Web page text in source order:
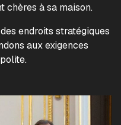
chères à sa maison.
endroits stratégiques
aux exigences